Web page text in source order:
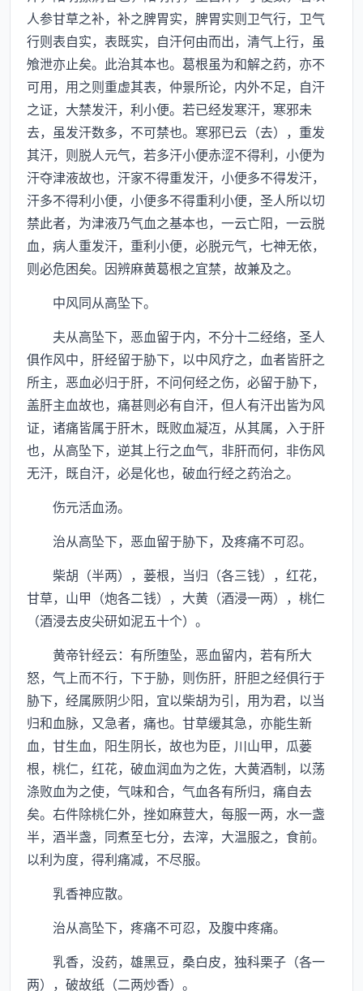
人参甘草之补，补之脾胃实，脾胃实则卫气行，卫气
行则表自实，表既实，自汗何由而出，清气上行，虽
飧泄亦止矣。此治其本也。葛根虽为和解之药，亦不
可用，用之则重虚其表，仲景所论，内外不足，自汗
之证，大禁发汗，利小便。若已经发寒汗，寒邪未
去，虽发汗数多，不可禁也。寒邪已云（去），重发
其汗，则脱人元气，若多汗小便赤涩不得利，小便为
汗夺津液故也，汗家不得重发汗，小便多不得发汗，
汗多不得利小便，小便多不得重利小便，圣人所以切
禁此者，为津液乃气血之基本也，一云亡阳，一云脱
血，病人重发汗，重利小便，必脱元气，七神无依，
则必危困矣。因辨麻黄葛根之宜禁，故兼及之。
中风同从高坠下。
夫从高坠下，恶血留于内，不分十二经络，圣人
俱作风中，肝经留于胁下，以中风疗之，血者皆肝之
所主，恶血必归于肝，不问何经之伤，必留于胁下，
盖肝主血故也，痛甚则必有自汗，但人有汗出皆为风
证，诸痛皆属于肝木，既败血凝冱，从其属，入于肝
也，从高坠下，逆其上行之血气，非肝而何，非伤风
无汗，既自汗，必是化也，破血行经之药治之。
伤元活血汤。
治从高坠下，恶血留于胁下，及疼痛不可忍。
柴胡（半两），蒌根，当归（各三钱），红花，
甘草，山甲（炮各二钱），大黄（酒浸一两），桃仁
（酒浸去皮尖研如泥五十个）。
黄帝针经云：有所堕坠，恶血留内，若有所大
怒，气上而不行，下于胁，则伤肝，肝胆之经俱行于
胁下，经属厥阴少阳，宜以柴胡为引，用为君，以当
归和血脉，又急者，痛也。甘草缓其急，亦能生新
血，甘生血，阳生阴长，故也为臣，川山甲，瓜蒌
根，桃仁，红花，破血润血为之佐，大黄酒制，以荡
涤败血为之使，气味和合，气血各有所归，痛自去
矣。右件除桃仁外，挫如麻荳大，每服一两，水一盏
半，酒半盏，同煮至七分，去滓，大温服之，食前。
以利为度，得利痛减，不尽服。
乳香神应散。
治从高坠下，疼痛不可忍，及腹中疼痛。
乳香，没药，雄黑豆，桑白皮，独科栗子（各一
两），破故纸（二两炒香）。